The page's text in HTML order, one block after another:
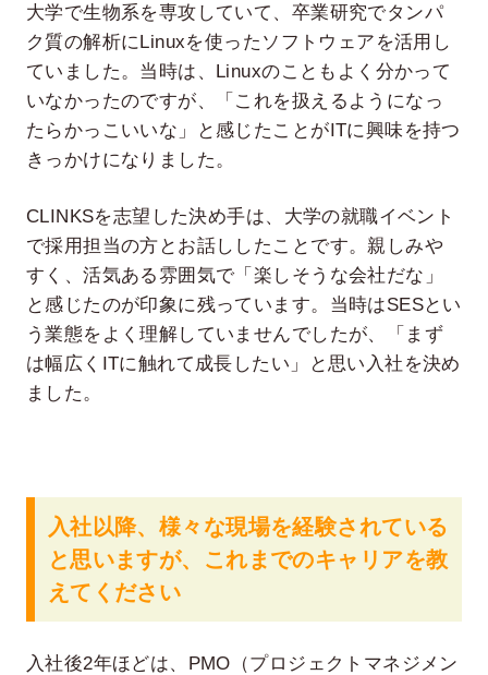
大学で生物系を専攻していて、卒業研究でタンパ
ク質の解析にLinuxを使ったソフトウェアを活用し
ていました。当時は、Linuxのこともよく分かって
いなかったのですが、「これを扱えるようになっ
たらかっこいいな」と感じたことがITに興味を持つ
きっかけになりました。
CLINKSを志望した決め手は、大学の就職イベント
で採用担当の方とお話ししたことです。親しみや
すく、活気ある雰囲気で「楽しそうな会社だな」
と感じたのが印象に残っています。当時はSESとい
う業態をよく理解していませんでしたが、「まず
は幅広くITに触れて成長したい」と思い入社を決め
ました。
入社以降、様々な現場を経験されている
と思いますが、これまでのキャリアを教
えてください
入社後2年ほどは、PMO（プロジェクトマネジメン